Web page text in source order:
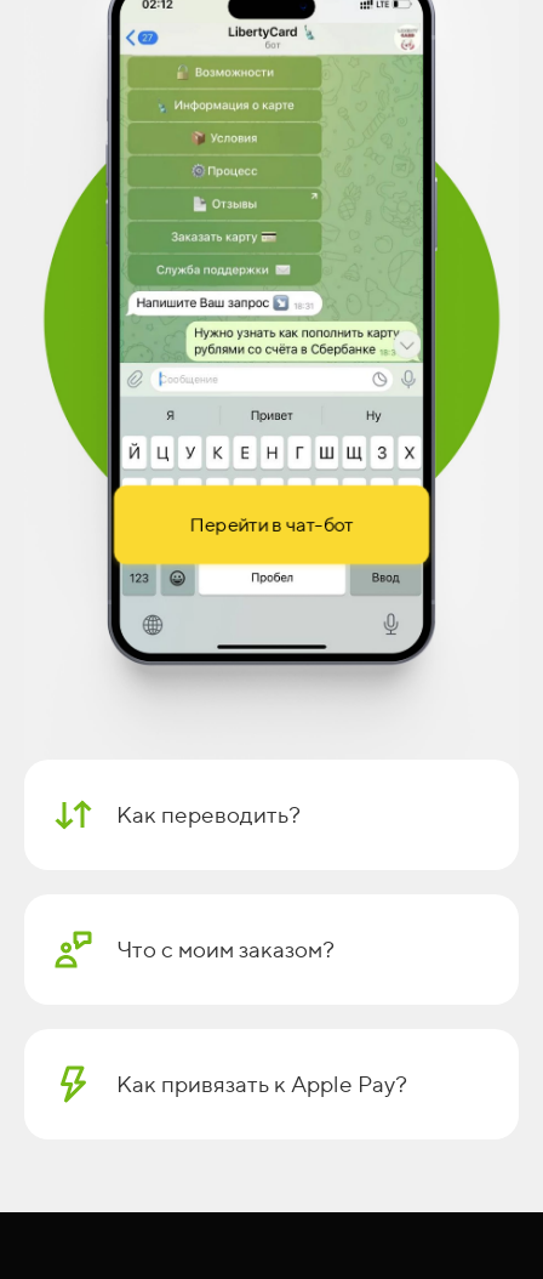
Перейти в чат-бот
Как переводить?
Что с моим заказом?
Как привязать к Apple Pay?